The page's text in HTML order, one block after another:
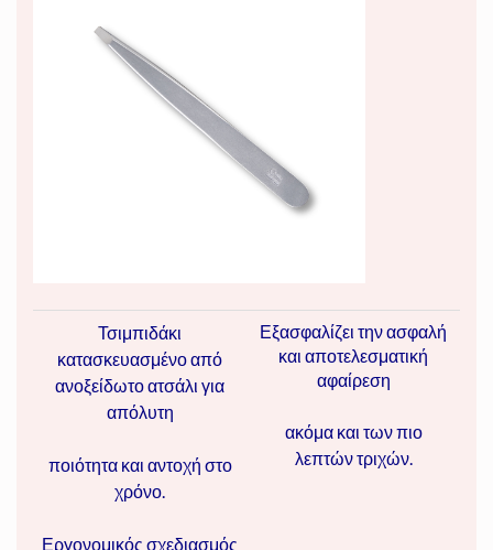
Τσιμπιδάκι
κατασκευασμένο από
ανοξείδωτο ατσάλι για
απόλυτη
ποιότητα και αντοχή στο
χρόνο.
Εργονομικός σχεδιασμός
Εξασφαλίζει την ασφαλή
και αποτελεσματική
αφαίρεση
ακόμα και των πιο
λεπτών τριχών.